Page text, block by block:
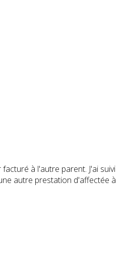
à l'autre parent. J'ai suivi
autre prestation d'affectée à